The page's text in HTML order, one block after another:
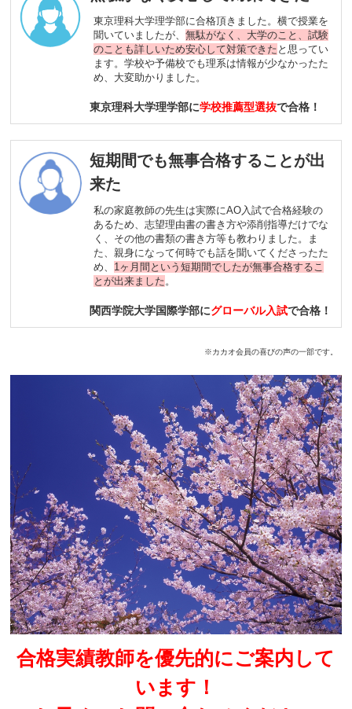
東京理科大学理学部に合格頂きました。横で授業を
聞いていましたが、無駄がなく、大学のこと、試験
のことも詳しいため安心して対策できた と思ってい
ます。学校や予備校でも理系は情報が少なかったた
め、大変助かりました。
東京理科大学理学部に学校推薦型選抜で合格！
短期間でも無事合格することが出
来た
私の家庭教師の先生は実際にAO入試で合格経験の
あるため、志望理由書の書き方や添削指導だけでな
く、その他の書類の書き方等も教わりました。ま
た、親身になって何時でも話を聞いてくださったた
め、 1ヶ月間という短期間でしたが無事合格するこ
とが出来ました 。
関西学院大学国際学部にグローバル入試で合格！
※カカオ会員の喜びの声の一部です。
合格実績教師を優先的にご案内して
います！